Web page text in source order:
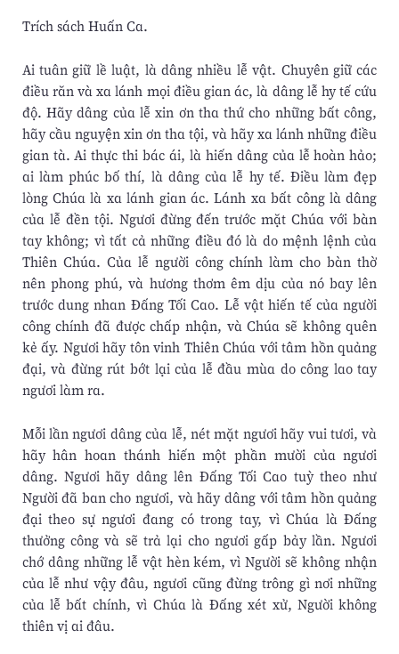
Trích sách Huấn Ca.
Ai tuân giữ lề luật, là dâng nhiều lễ vật. Chuyên giữ các
điều răn và xa lánh mọi điều gian ác, là dâng lễ hy tế cứu
độ. Hãy dâng của lễ xin ơn tha thứ cho những bất công,
hãy cầu nguyện xin ơn tha tội, và hãy xa lánh những điều
gian tà. Ai thực thi bác ái, là hiến dâng của lễ hoàn hảo;
ai làm phúc bố thí, là dâng của lễ hy tế. Ðiều làm đẹp
lòng Chúa là xa lánh gian ác. Lánh xa bất công là dâng
của lễ đền tội. Ngươi đừng đến trước mặt Chúa với bàn
tay không; vì tất cả những điều đó là do mệnh lệnh của
Thiên Chúa. Của lễ người công chính làm cho bàn thờ
nên phong phú, và hương thơm êm dịu của nó bay lên
trước dung nhan Ðấng Tối Cao. Lễ vật hiến tế của người
công chính đã được chấp nhận, và Chúa sẽ không quên
kẻ ấy. Ngươi hãy tôn vinh Thiên Chúa với tâm hồn quảng
đại, và đừng rút bớt lại của lễ đầu mùa do công lao tay
ngươi làm ra.
Mỗi lần ngươi dâng của lễ, nét mặt ngươi hãy vui tươi, và
hãy hân hoan thánh hiến một phần mười của ngươi
dâng. Ngươi hãy dâng lên Ðấng Tối Cao tuỳ theo như
Người đã ban cho ngươi, và hãy dâng với tâm hồn quảng
đại theo sự ngươi đang có trong tay, vì Chúa là Ðấng
thưởng công và sẽ trả lại cho ngươi gấp bảy lần. Ngươi
chớ dâng những lễ vật hèn kém, vì Người sẽ không nhận
của lễ như vậy đâu, ngươi cũng đừng trông gì nơi những
của lễ bất chính, vì Chúa là Ðấng xét xử, Người không
thiên vị ai đâu.